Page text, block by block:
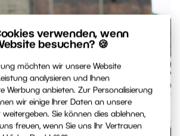
verwenden, wenn
besuchen? 🍪
möchten wir unsere Website
analysieren und Ihnen
Werbung anbieten. Zur Personalisierung
wir einige Ihrer Daten an unsere
Sie können dies ablehnen,
freuen, wenn Sie uns Ihr Vertrauen